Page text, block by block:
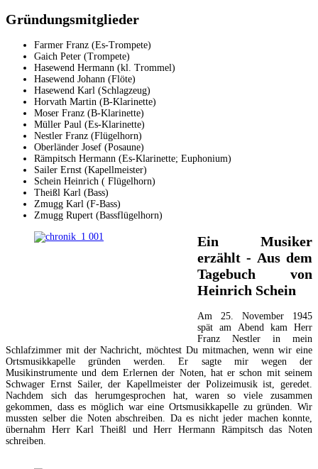
Gründungsmitglieder
Farmer Franz (Es-Trompete)
Gaich Peter (Trompete)
Hasewend Hermann (kl. Trommel)
Hasewend Johann (Flöte)
Hasewend Karl (Schlagzeug)
Horvath Martin (B-Klarinette)
Moser Franz (B-Klarinette)
Müller Paul (Es-Klarinette)
Nestler Franz (Flügelhorn)
Oberländer Josef (Posaune)
Rämpitsch Hermann (Es-Klarinette; Euphonium)
Sailer Ernst (Kapellmeister)
Schein Heinrich ( Flügelhorn)
Theißl Karl (Bass)
Zmugg Karl (F-Bass)
Zmugg Rupert (Bassflügelhorn)
Ein Musiker
erzählt - Aus dem
Tagebuch von
Heinrich Schein
Am 25. November 1945
spät am Abend kam Herr
Franz Nestler in mein
Schlafzimmer mit der Nachricht, möchtest Du mitmachen, wenn wir eine
Ortsmusikkapelle gründen werden. Er sagte mir wegen der
Musikinstrumente und dem Erlernen der Noten, hat er schon mit seinem
Schwager Ernst Sailer, der Kapellmeister der Polizeimusik ist, geredet.
Nachdem sich das herumgesprochen hat, waren so viele zusammen
gekommen, dass es möglich war eine Ortsmusikkapelle zu gründen. Wir
mussten selber die Noten abschreiben. Da es nicht jeder machen konnte,
übernahm Herr Karl Theißl und Herr Hermann Rämpitsch das Noten
schreiben.